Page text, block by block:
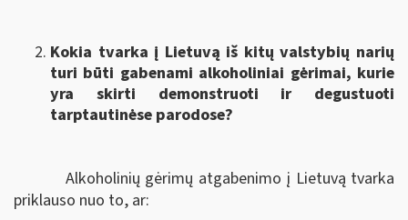
Kokia tvarka į Lietuvą iš kitų valstybių narių
turi būti gabenami alkoholiniai gėrimai, kurie
yra skirti demonstruoti ir degustuoti
tarptautinėse parodose?
Alkoholinių gėrimų atgabenimo į Lietuvą tvarka
priklauso nuo to, ar: